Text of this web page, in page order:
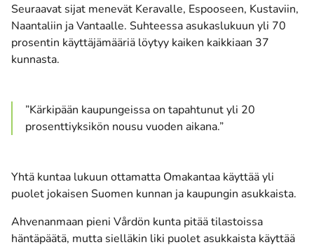
Seuraavat sijat menevät Keravalle, Espooseen, Kustaviin,
Naantaliin ja Vantaalle. Suhteessa asukaslukuun yli 70
prosentin käyttäjämääriä löytyy kaiken kaikkiaan 37
kunnasta.
”Kärkipään kaupungeissa on tapahtunut yli 20
prosenttiyksikön nousu vuoden aikana.”
Yhtä kuntaa lukuun ottamatta Omakantaa käyttää yli
puolet jokaisen Suomen kunnan ja kaupungin asukkaista.
Ahvenanmaan pieni Vårdön kunta pitää tilastoissa
häntäpäätä, mutta sielläkin liki puolet asukkaista käyttää